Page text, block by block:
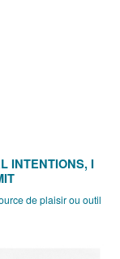
INTENTIONS, I
de plaisir ou outil